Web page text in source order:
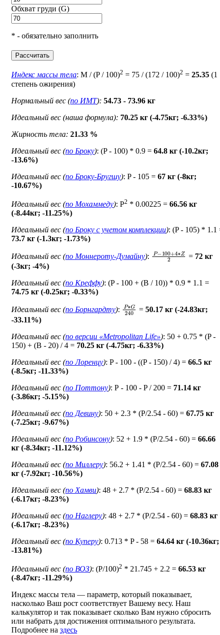
Обхват груди (G)
* - обязательно заполнить
Рассчитать
Индекс массы тела: M / (P / 100)2 = 75 / (172 / 100)2 = 25.35 (1
степень ожирения)
Нормальный вес (по ИМТ): 54.73 - 73.96 кг
Идеальный вес (наша формула): 70.25 кг (-4.75кг; -6.33%)
Жирность тела: 21.33 %
Идеальный вес (по Броку): (P - 100) * 0.9 = 64.8 кг (-10.2кг;
-13.6%)
Идеальный вес (по Броку-Бругшу): P - 105 = 67 кг (-8кг;
-10.67%)
Идеальный вес (по Мохаммеду): P2 * 0.00225 = 66.56 кг
(-8.44кг; -11.25%)
Идеальный вес (по Броку c учетом комплекции): (P - 105) * 1.1
73.7 кг (-1.3кг; -1.73%)
Идеальный вес (по Моннероту-Думайну): P− 100 +4∗ 2
= 72 кг
(-3кг; -4%)
Идеальный вес (по Креффу): (P - 100 + (B / 10)) * 0.9 * 1.1 =
74.75 кг (-0.25кг; -0.33%)
Идеальный вес (по Борнгардту): P∗G 240
=50.17 кг (-24.83кг;
-33.11%)
Идеальный вес (по версии «Metropolitan Life»): 50 + 0.75 * (P -
150) + (B - 20) / 4 = 70.25 кг (-4.75кг; -6.33%)
Идеальный вес (по Лоренцу): P - 100 - ((P - 150) / 4) = 66.5 кг
(-8.5кг; -11.33%)
Идеальный вес (по Поттону): Р - 100 - P / 200 = 71.14 кг
(-3.86кг; -5.15%)
Идеальный вес (по Девину): 50 + 2.3 * (P/2.54 - 60) = 67.75 кг
(-7.25кг; -9.67%)
Идеальный вес (по Робинсону): 52 + 1.9 * (P/2.54 - 60) = 66.66
кг (-8.34кг; -11.12%)
Идеальный вес (по Миллеру): 56.2 + 1.41 * (P/2.54 - 60) = 67.08
кг (-7.92кг; -10.56%)
Идеальный вес (по Хамви): 48 + 2.7 * (P/2.54 - 60) = 68.83 кг
(-6.17кг; -8.23%)
Идеальный вес (по Наглеру): 48 + 2.7 * (P/2.54 - 60) = 68.83 кг
(-6.17кг; -8.23%)
Идеальный вес (по Куперу): 0.713 * P - 58 = 64.64 кг (-10.36кг;
-13.81%)
Идеальный вес (по ВОЗ): (P/100)2 * 21.745 + 2.2 = 66.53 кг
(-8.47кг; -11.29%)
Индекс массы тела — параметр, который показывает,
насколько Ваш рост соответствует Вашему весу. Наш
калькулятор и так показывает сколько Вам нужно сбросить
или набрать для достижения оптимального результата.
Подробнее на здесь